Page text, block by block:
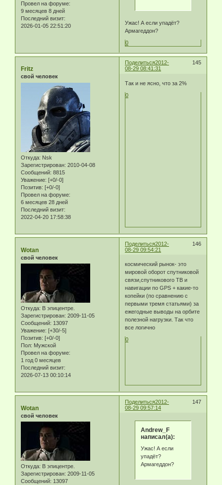
Провел на форуме:
9 месяцев 8 дней
Последний визит:
2026-01-05 22:51:20
Ужас! А если упадёт?
Армагеддон?
0
Поделиться 145
2012-
08-29 08:41:31
Fritz
свой человек
Откуда: Nsk
Зарегистрирован: 2010-04-08
Сообщений: 8815
Уважение: [+0/-0]
Позитив: [+0/-0]
Провел на форуме:
6 месяцев 28 дней
Последний визит:
2022-04-20 17:58:38
Так и не ясно, что за 2%
0
Поделиться 146
2012-
08-29 09:54:21
Wotan
свой человек
Откуда: В эпицентре.
Зарегистрирован: 2009-11-05
Сообщений: 13097
Уважение: [+30/-5]
Позитив: [+0/-0]
Пол: Мужской
Провел на форуме:
1 год 0 месяцев
Последний визит:
2026-07-13 00:10:14
космический рынок- это
мировой оборот спутниковой
связи,спутникового ТВ и
навигации по GPS + какие-то
копейки (по сравнению с
первыми тремя статьями) за
ежегодные выводы на орбите
полезной нагрузки. Так что
все логично
0
Поделиться 147
2012-
08-29 09:57:14
Wotan
свой человек
Откуда: В эпицентре.
Зарегистрирован: 2009-11-05
Сообщений: 13097
Andrew_F
написал(а):
Ужас! А если
упадёт?
Армагеддон?